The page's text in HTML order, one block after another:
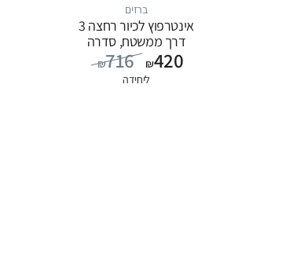
ברזים
אינטרפוץ לכיור רחצה 3
דרך ממשטח, סדרה
FLOW: כרום
₪716 ₪420
ליחידה